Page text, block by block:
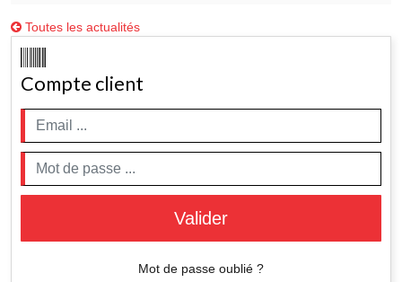
Toutes les actualités
Compte client
Valider
Mot de passe oublié ?